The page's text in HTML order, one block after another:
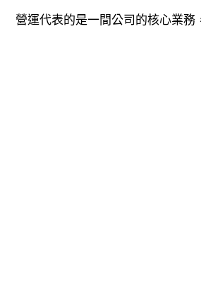
營運代表的是一間公司的核心業務